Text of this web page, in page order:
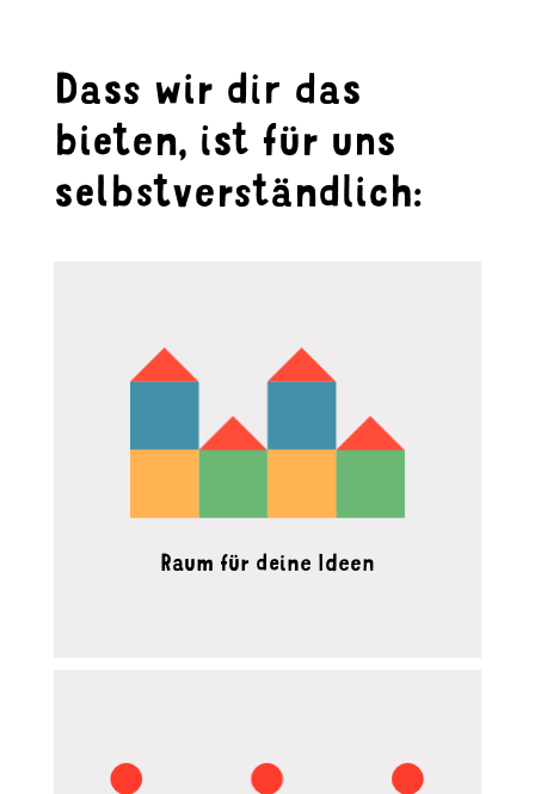
Dass wir dir das
bieten, ist für uns
selbst­verständlich:
Raum für deine Ideen